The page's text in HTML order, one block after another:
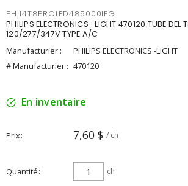
PHI14T8PROLED485000IFG
PHILIPS ELECTRONICS -LIGHT 470120 TUBE
120/277/347V TYPE A/C
Manufacturier :
PHILIPS ELECTRONICS -LIGHT
# Manufacturier : 470120
En inventaire
Prix 7,60 $ / ch
Quantité ch